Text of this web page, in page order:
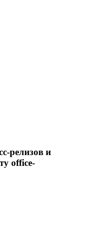
релизов и
office-